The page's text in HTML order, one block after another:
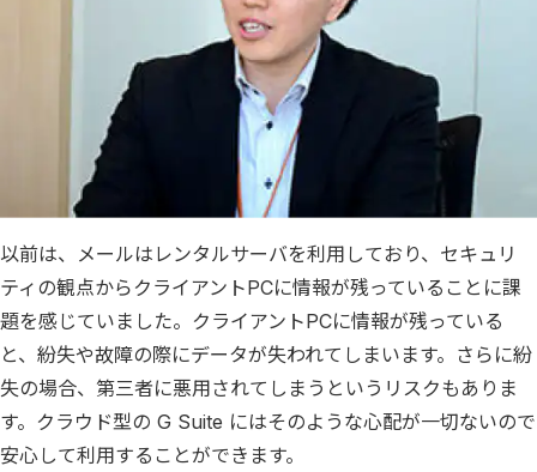
以前は、メールはレンタルサーバを利用しており、セキュリ
ティの観点からクライアントPCに情報が残っていることに課
題を感じていました。クライアントPCに情報が残っている
と、紛失や故障の際にデータが失われてしまいます。さらに紛
失の場合、第三者に悪用されてしまうというリスクもありま
す。クラウド型の G Suite にはそのような心配が一切ないので
安心して利用することができます。